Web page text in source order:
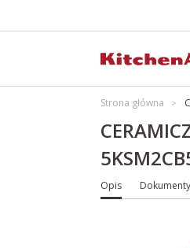
Strona główna
Opis